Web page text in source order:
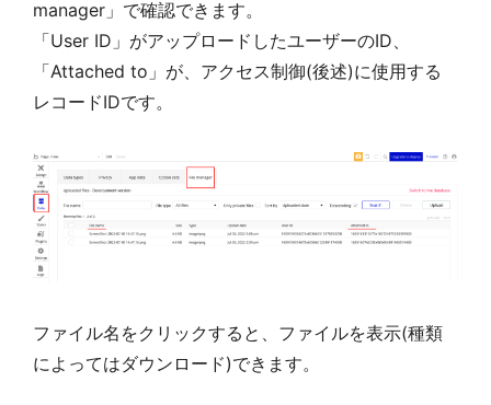
manager」で確認できます。
「User ID」がアップロードしたユーザーのID、
「Attached to」が、アクセス制御(後述)に使用する
レコードIDです。
ファイル名をクリックすると、ファイルを表示(種類
によってはダウンロード)できます。